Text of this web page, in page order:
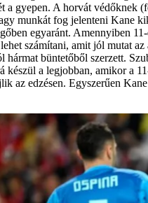
a gyepen. A horvát védőknek
munkát fog jelenteni Kane
egyaránt. Amennyiben
számítani, amit jól mutat
hármat büntetőből szerzett.
készül a legjobban, amikor a
az edzésen. Egyszerűen